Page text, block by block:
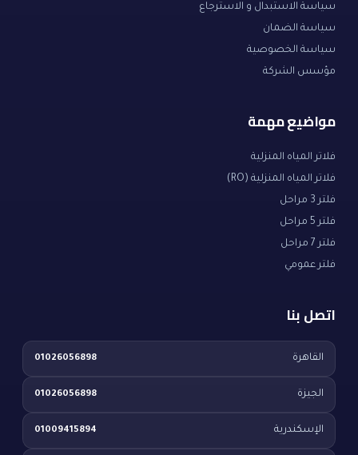
سياسة الاستبدال و الاسترجاع
سياسة الضمان
سياسة الخصوصية
مؤسس الشركة
مواضيع مهمة
فلاتر المياه المنزلية
فلاتر المياه المنزلية (RO)
فلتر 3 مراحل
فلتر 5 مراحل
فلتر 7 مراحل
فلتر عمومي
اتصل بنا
القاهرة 01026056898
الجيزة 01026056898
الإسكندرية 01009415894